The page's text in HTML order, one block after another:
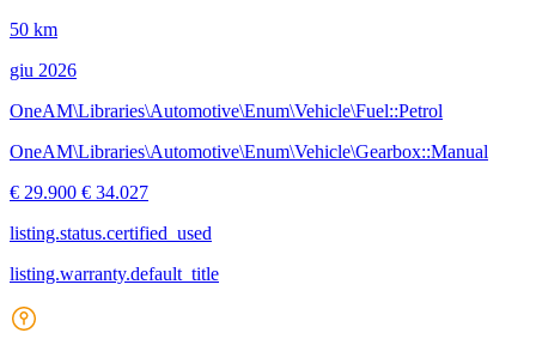
50 km
giu 2026
OneAM\Libraries\Automotive\Enum\Vehicle\Fuel::Petrol
OneAM\Libraries\Automotive\Enum\Vehicle\Gearbox::Manual
€ 29.900 € 34.027
listing.status.certified_used
listing.warranty.default_title